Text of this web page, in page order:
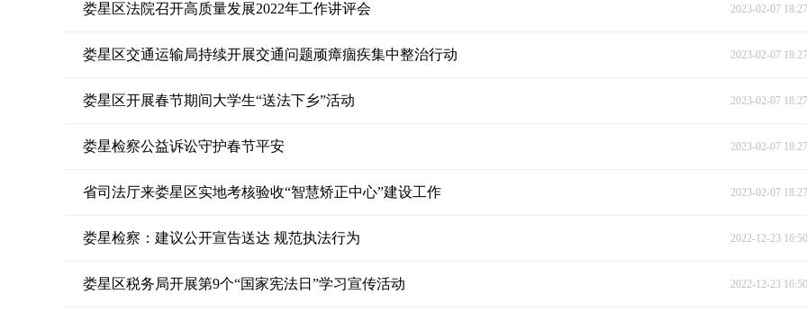
娄星区法院召开高质量发展2022年工作讲评会 2023-02-07
娄星区交通运输局持续开展交通问题顽瘴痼疾集中整治行动 2023-02-07
娄星区开展春节期间大学生“送法下乡”活动 2023-02-07
娄星检察公益诉讼守护春节平安 2023-02-07
省司法厅来娄星区实地考核验收“智慧矫正中心”建设工作 2023-02-07
娄星检察：建议公开宣告送达 规范执法行为 2022-12-23
娄星区税务局开展第9个“国家宪法日”学习宣传活动 2022-12-23